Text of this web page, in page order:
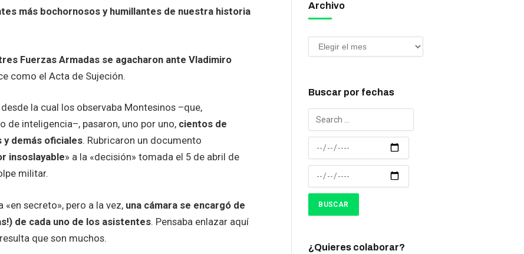
más bochornosos y humillantes de nuestra historia
Fuerzas Armadas se agacharon ante Vladimiro
como el Acta de Sujeción.
la cual los observaba Montesinos –que,
de inteligencia–, pasaron, uno por uno, cientos de
y demás oficiales. Rubricaron un documento
insoslayable» a la «decisión» tomada el 5 de abril de
militar.
secreto», pero a la vez, una cámara se encargó de
de cada uno de los asistentes. Pensaba enlazar aquí
que son muchos.
Archivo
Buscar por fechas
¿Quieres colaborar?